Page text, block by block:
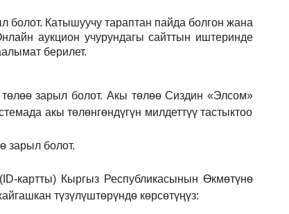
болот. Катышуучу тараптан пайда болгон жана
аукцион учурундагы сайттын иштеринде
берилет.
төлөө зарыл болот. Акы төлөө Сиздин«Элсом»
акы төлөнгөндүгүн милдеттүү тастыктоо
зарыл болот.
картты) Кыргыз Республикасынын Өкмөтүнө
түзүлүштөрүндө көрсөтүңүз: